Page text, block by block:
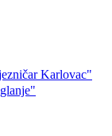
Karlovac"